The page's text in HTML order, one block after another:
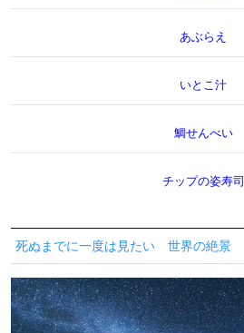
あぶらえ
いとこ汁
鯛せんべい
チップの姿寿司
死ぬまでに一度は見たい 世界の絶景